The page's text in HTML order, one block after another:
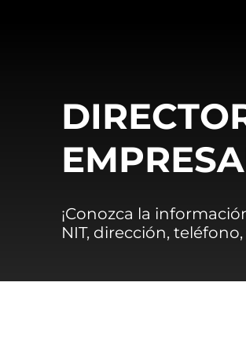
¡Conozca la
NIT, dirección,